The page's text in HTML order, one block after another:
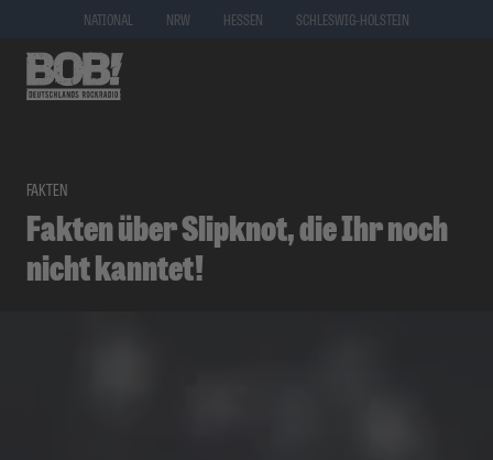
NATIONAL NRW HESSEN SCHLESWIG-HOLSTEIN
FAKTEN
Fakten über Slipknot, die Ihr noch
nicht kanntet!